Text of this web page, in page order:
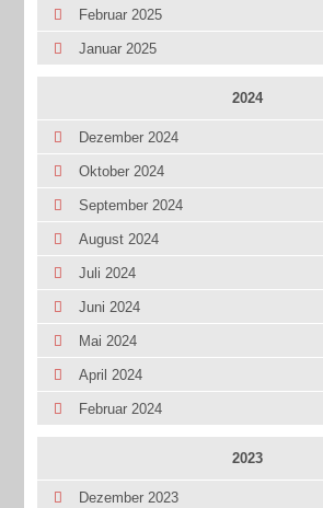
Februar 2025
Januar 2025
2024
Dezember 2024
Oktober 2024
September 2024
August 2024
Juli 2024
Juni 2024
Mai 2024
April 2024
Februar 2024
2023
Dezember 2023